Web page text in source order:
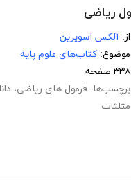
از: آلکس اسویرین
موضوع: کتاب‌های علوم پایه
۳۳۸ صفحه
برچسب‌ها: فرمول های ریاضی،
مثلثات